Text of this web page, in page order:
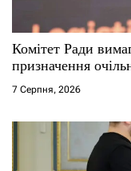
Комітет Ради
призначення
7 Серпня, 2026